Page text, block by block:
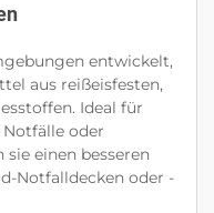
entwickelt,
aus reißeisfesten,
Ideal für
oder
einen besseren
Notfalldecken oder -